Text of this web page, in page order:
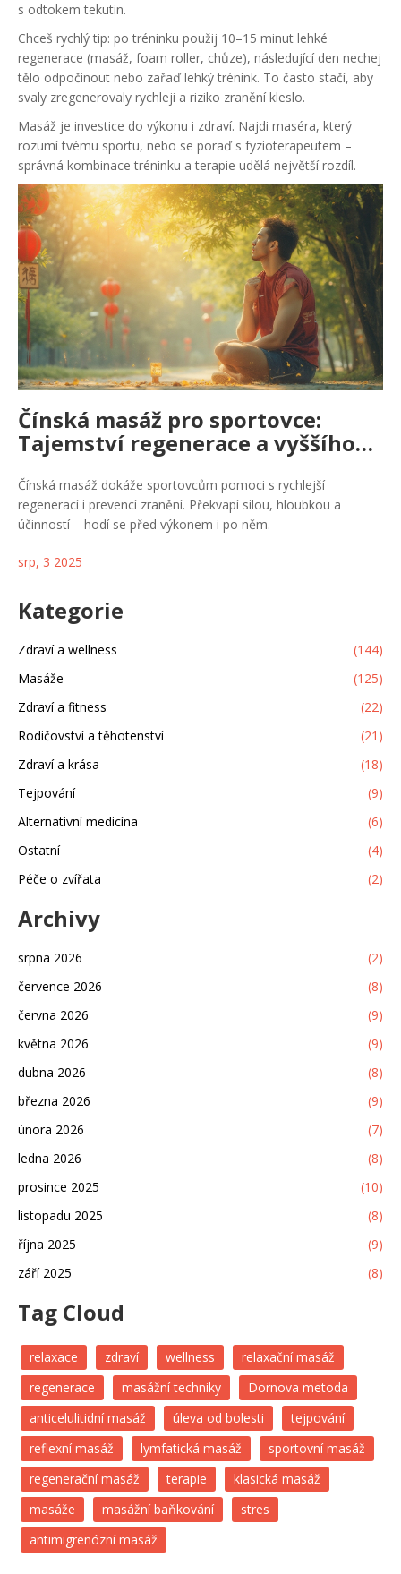
s odtokem tekutin.
Chceš rychlý tip: po tréninku použij 10–15 minut lehké
regenerace (masáž, foam roller, chůze), následující den nechej
tělo odpočinout nebo zařaď lehký trénink. To často stačí, aby
svaly zregenerovaly rychleji a riziko zranění kleslo.
Masáž je investice do výkonu i zdraví. Najdi maséra, který
rozumí tvému sportu, nebo se poraď s fyzioterapeutem –
správná kombinace tréninku a terapie udělá největší rozdíl.
Čínská masáž pro sportovce:
Tajemství regenerace a vyššího
výkonu
Čínská masáž dokáže sportovcům pomoci s rychlejší
regenerací i prevencí zranění. Překvapí silou, hloubkou a
účinností – hodí se před výkonem i po něm.
srp, 3 2025
Kategorie
Zdraví a wellness
(144)
Masáže
(125)
Zdraví a fitness
(22)
Rodičovství a těhotenství
(21)
Zdraví a krása
(18)
Tejpování
(9)
Alternativní medicína
(6)
Ostatní
(4)
Péče o zvířata
(2)
Archivy
srpna 2026
(2)
července 2026
(8)
června 2026
(9)
května 2026
(9)
dubna 2026
(8)
března 2026
(9)
února 2026
(7)
ledna 2026
(8)
prosince 2025
(10)
listopadu 2025
(8)
října 2025
(9)
září 2025
(8)
Tag Cloud
relaxace zdraví wellness
relaxační masáž
regenerace
masážní techniky
Dornova metoda
anticelulitidní masáž
úleva od bolesti
tejpování
reflexní masáž
lymfatická masáž
sportovní masáž
regenerační masáž
terapie
klasická masáž
masáže
masážní baňkování
stres
antimigrenózní masáž